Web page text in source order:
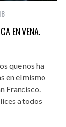
EN VENA.
que nos ha
en el mismo
Francisco.
a todos